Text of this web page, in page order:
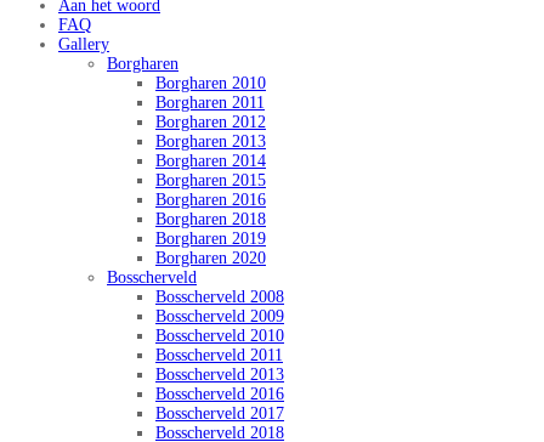
Aan het woord
FAQ
Gallery
Borgharen
Borgharen 2010
Borgharen 2011
Borgharen 2012
Borgharen 2013
Borgharen 2014
Borgharen 2015
Borgharen 2016
Borgharen 2018
Borgharen 2019
Borgharen 2020
Bosscherveld
Bosscherveld 2008
Bosscherveld 2009
Bosscherveld 2010
Bosscherveld 2011
Bosscherveld 2013
Bosscherveld 2016
Bosscherveld 2017
Bosscherveld 2018